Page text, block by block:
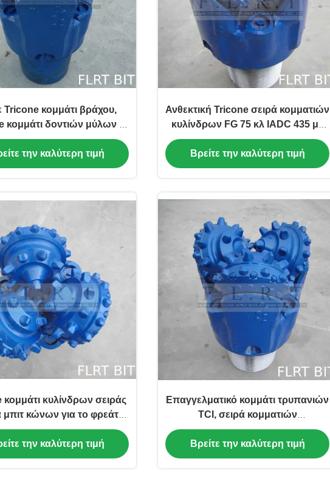
Tricone κομμάτι βράχου,
κομμάτι δοντιών μύλων 9
για τη γεώτρηση
πετρελαίου
την καλύτερη τιμή
Ανθεκτική Tricone σειρά κομματιών
κυλίνδρων FG 75 κλ IADC 435 με
την τακτοποίηση του κόπτη
Βρείτε την καλύτερη τιμή
κυλίνδρων σειράς
μπιτ κώνων για το φρεάτιο
που τρυπά το ISO 9001 με
επικυρωμένο
την καλύτερη τιμή
Επαγγελματικό κομμάτι τρυπανιών
TCI, σειρά κομματιών
τρυπανιών πετρελαιοπηγών FA με
τρία αεριωθούμενα ακροφύσια
Βρείτε την καλύτερη τιμή